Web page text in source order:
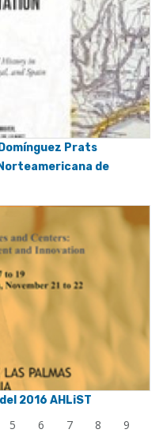
Prats
de
2016 AHLiST
Page
5 Page
6 Page
7 Page
8 Page
9